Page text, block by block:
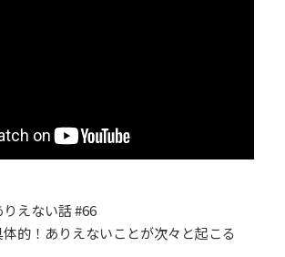
えない話 #66
的！ありえないことが次々と起こる